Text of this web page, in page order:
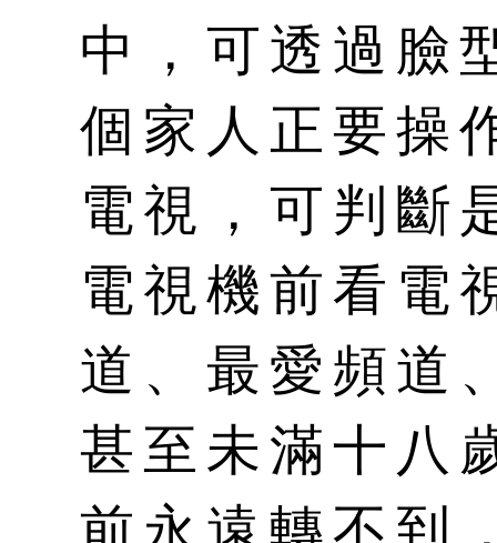
中，可透過臉
個家人正要操
電視，可判斷
電視機前看電
道、最愛頻道
甚至未滿十八
前永遠轉不到